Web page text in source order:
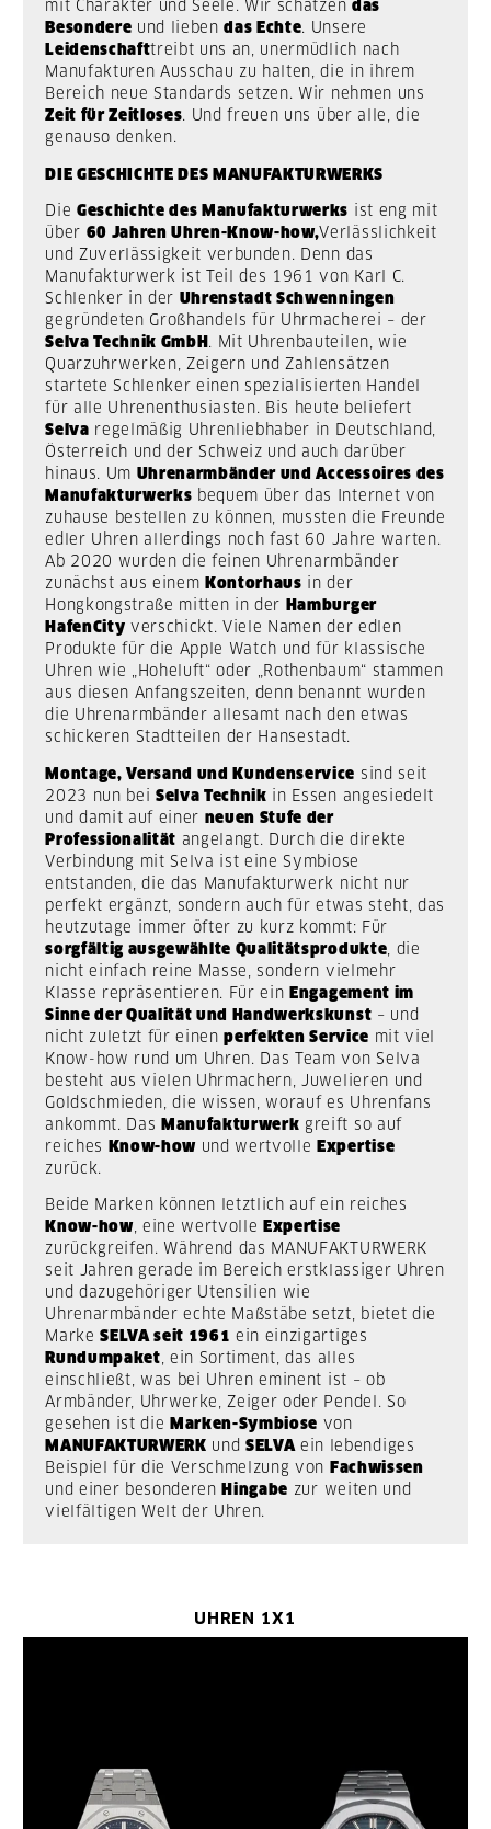
mit Charakter und Seele. Wir schätzen das
Besondere und liebendas Echte. Unsere
Leidenschafttreibt uns an, unermüdlich nach
Manufakturen Ausschau zu halten, die in ihrem
Bereich neue Standards setzen. Wir nehmen uns
Zeit für Zeitloses. Und freuen uns über alle, die
genauso denken.
DIE GESCHICHTE DES MANUFAKTURWERKS
Die Geschichte des Manufakturwerks ist eng mit
über 60 Jahren Uhren-Know-how,Verlässlichkeit
und Zuverlässigkeit verbunden. Denn das
Manufakturwerk ist Teil des 1961 von Karl C.
Schlenker in der Uhrenstadt Schwenningen
gegründeten Großhandels für Uhrmacherei – der
Selva Technik GmbH . Mit Uhrenbauteilen, wie
Quarzuhrwerken, Zeigern und Zahlensätzen
startete Schlenker einen spezialisierten Handel
für alle Uhrenenthusiasten. Bis heute beliefert
Selva regelmäßig Uhrenliebhaber in Deutschland,
Österreich und der Schweiz und auch darüber
hinaus. Um Uhrenarmbänder und Accessoires des
Manufakturwerks bequem über das Internet von
zuhause bestellen zu können, mussten die Freunde
edler Uhren allerdings noch fast 60 Jahre warten.
Ab 2020 wurden die feinen Uhrenarmbänder
zunächst aus einem Kontorhaus in der
Hongkongstraße mitten in der
Hamburger
HafenCity verschickt. Viele Namen der edlen
Produkte für die Apple Watch und für klassische
Uhren wie „Hoheluft“ oder „Rothenbaum“ stammen
aus diesen Anfangszeiten, denn benannt wurden
die Uhrenarmbänder allesamt nach den etwas
schickeren Stadtteilen der Hansestadt.
Montage, Versand und Kundenservice sind seit
2023 nun bei Selva Technik in Essen angesiedelt
und damit auf einer neuen Stufe der
Professionalität angelangt. Durch die direkte
Verbindung mit Selva ist eine Symbiose
entstanden, die das Manufakturwerk nicht nur
perfekt ergänzt, sondern auch für etwas steht, das
heutzutage immer öfter zu kurz kommt: Für
sorgfältig ausgewählte Qualitätsprodukte , die
nicht einfach reine Masse, sondern vielmehr
Klasse repräsentieren. Für ein Engagement im
Sinne der Qualität und Handwerkskunst – und
nicht zuletzt für einenperfekten Service mit viel
Know-how rund um Uhren. Das Team von Selva
besteht aus vielen Uhrmachern, Juwelieren und
Goldschmieden, die wissen, worauf es Uhrenfans
ankommt. Das Manufakturwerk greift so auf
reiches
Know-how und wertvolle
Expertise
zurück.
Beide Marken können letztlich auf ein reiches
Know-how, eine wertvolle
Expertise
zurückgreifen. Während das MANUFAKTURWERK
seit Jahren gerade im Bereich erstklassiger Uhren
und dazugehöriger Utensilien wie
Uhrenarmbänder echte Maßstäbe setzt, bietet die
MarkeSELVA seit 1961 ein einzigartiges
Rundumpaket, ein Sortiment, das alles
einschließt, was bei Uhren eminent ist – ob
Armbänder, Uhrwerke, Zeiger oder Pendel. So
gesehen ist die Marken-Symbiose von
MANUFAKTURWERK undSELVAein lebendiges
Beispiel für die Verschmelzung von
Fachwissen
und einer besonderen Hingabe zur weiten und
vielfältigen Welt der Uhren.
UHREN 1X1